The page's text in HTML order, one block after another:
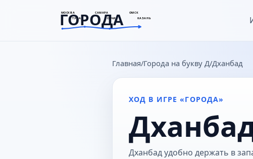
МОСКВА САМАРА ОМСК
ТУЛА СОЧИ КАЗАНЬ
ГОРОДА
goroda-na.ru
Главная Города на букву Д Дханбад
ХОД В ИГРЕ «ГОРОДА»
Дханбад удобно держать в